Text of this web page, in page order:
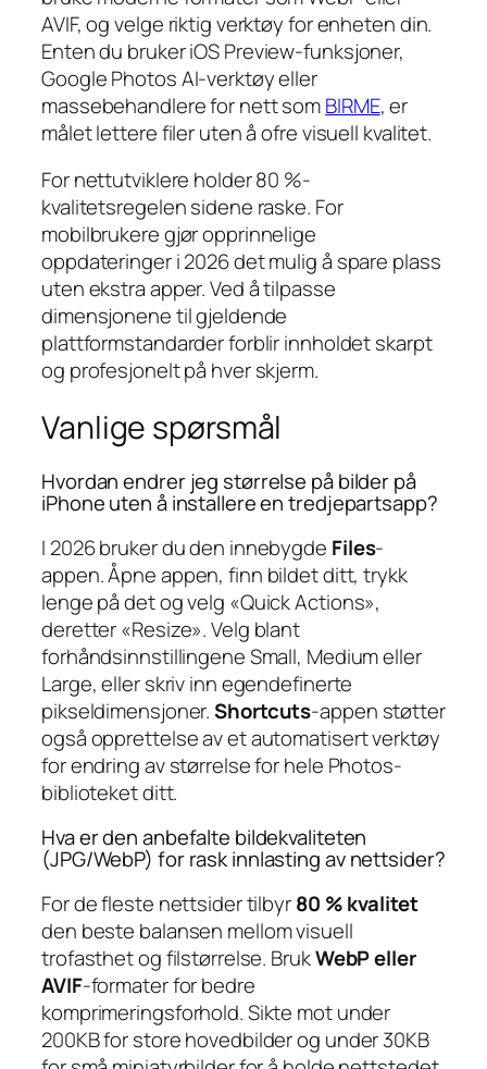
AVIF, og velge riktig verktøy for enheten din.
Enten du bruker iOS Preview-funksjoner,
Google Photos AI-verktøy eller
massebehandlere for nett somBIRME, er
målet lettere filer uten å ofre visuell kvalitet.
For nettutviklere holder 80 %-
kvalitetsregelen sidene raske. For
mobilbrukere gjør opprinnelige
oppdateringer i 2026 det mulig å spare plass
uten ekstra apper. Ved å tilpasse
dimensjonene til gjeldende
plattformstandarder forblir innholdet skarpt
og profesjonelt på hver skjerm.
Vanlige spørsmål
Hvordan endrer jeg størrelse på bilder på
iPhone uten å installere en tredjepartsapp?
I 2026 bruker du den innebygde Files-
appen. Åpne appen, finn bildet ditt, trykk
lenge på det og velg «Quick Actions»,
deretter «Resize». Velg blant
forhåndsinnstillingene Small, Medium eller
Large, eller skriv inn egendefinerte
pikseldimensjoner.Shortcuts-appen støtter
også opprettelse av et automatisert verktøy
for endring av størrelse for hele Photos-
biblioteket ditt.
Hva er den anbefalte bildekvaliteten
(JPG/WebP) for rask innlasting av nettsider?
For de fleste nettsider tilbyr80 % kvalitet
den beste balansen mellom visuell
trofasthet og filstørrelse. BrukWebP eller
AVIF-formater for bedre
komprimeringsforhold. Sikte mot under
200KB for store hovedbilder og under 30KB